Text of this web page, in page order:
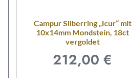
Campur Silberring „Icur“ mit
10x14mm Mondstein, 18ct
vergoldet
212,00 €